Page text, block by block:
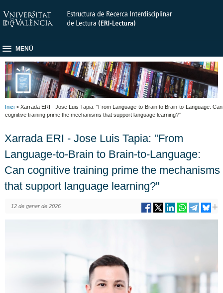
MENÚ
Inici > Xarrada ERI - Jose Luis Tapia: "From Language-to-Brain to Brain-to-Language: Can
cognitive training prime the mechanisms that support language learning?"
Xarrada ERI - Jose Luis Tapia: "From
Language-to-Brain to Brain-to-Language:
Can cognitive training prime the mechanisms
that support language learning?"
12 de gener de 2026